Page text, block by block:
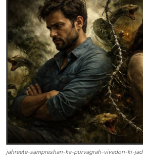
यात्रावृत्तांत
उपन्यास
सिनेमा
शायरी
ग़ज़ल
jahreele-sampreshan-ka-purvagrah-vivadon-ki-jad